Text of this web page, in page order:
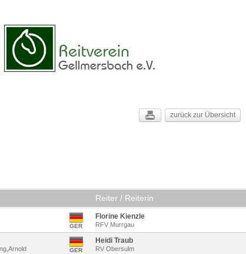
zurück zur Übersicht
Reiter / Reiterin
GER
Florine Kienzle
RFV Murrgau
GER
Heidi Traub
RV Obersulm